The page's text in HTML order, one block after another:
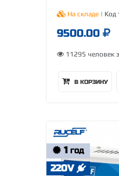
На складе | Код
9500.00
11295 человек
В КОРЗИНУ
1 ГОД
220V